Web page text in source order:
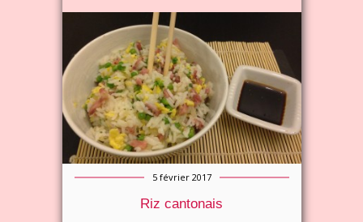
5 février 2017
Riz cantonais